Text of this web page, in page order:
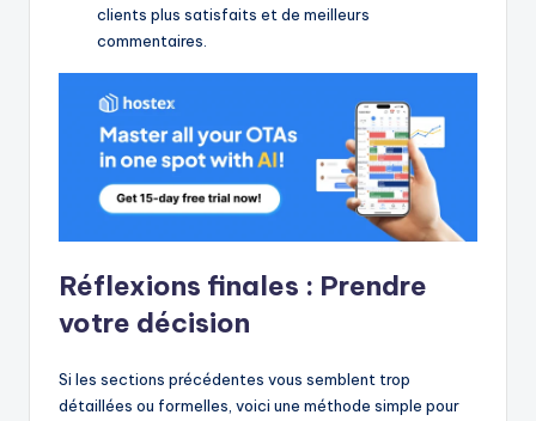
clients plus satisfaits et de meilleurs
commentaires.
Réflexions finales : Prendre
votre décision
Si les sections précédentes vous semblent trop
détaillées ou formelles, voici une méthode simple pour